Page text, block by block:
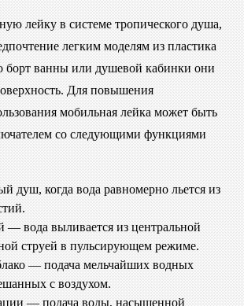
лейку в системе тропического душа,
легким моделям из пластика
ванны или душевой кабинки они
Для повышения
мобильная лейка может быть
со следующими функциями
душ, когда вода равномерно льется из
вода выливается из центральной
струей в пульсирующем режиме.
— подача мельчайших водных
с воздухом.
— подача воды, насыщенной